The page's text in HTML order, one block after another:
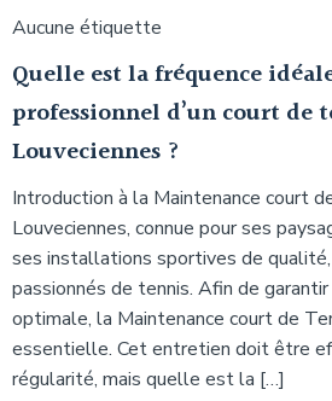
Aucune étiquette
Quelle est la fréquence
professionnel d’un court de
Louveciennes ?
Introduction à la Maintenance court
Louveciennes, connue pour ses
ses installations sportives de
passionnés de tennis. Afin de
optimale, la Maintenance court de
essentielle. Cet entretien doit être
régularité, mais quelle est la […]